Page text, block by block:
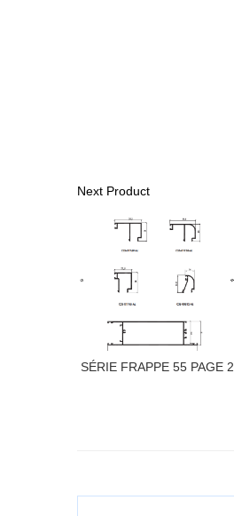
Next Product
SÉRIE FRAPPE 55 PAGE 2